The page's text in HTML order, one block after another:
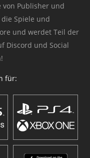
Publisher und
die Spiele und
und werdet Teil der
Discord und Social
für: